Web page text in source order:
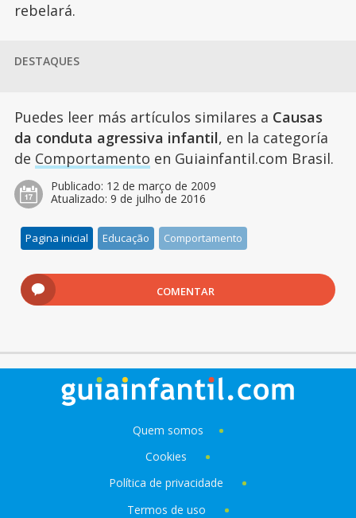
rebelará.
DESTAQUES
Puedes leer más artículos similares a Causas
da conduta agressiva infantil, en la categoría
de Comportamento en Guiainfantil.com Brasil.
Publicado: 12 de março de 2009
Atualizado: 9 de julho de 2016
Pagina inicial Educação Comportamento
COMENTAR
Quem somos
Cookies
Política de privacidade
Termos de uso